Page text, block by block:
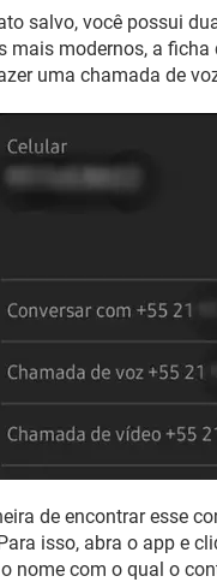
salvo, você possui
mais modernos, a
uma chamada de
de encontrar esse
isso, abra o app e
nome com o qual o